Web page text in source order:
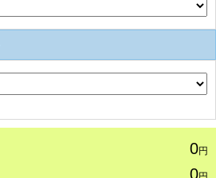
0円
0